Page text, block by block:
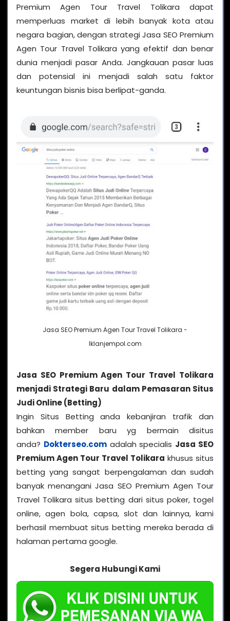
Premium Agen Tour Travel Tolikara dapat
memperluas market di lebih banyak kota atau
negara bagian, dengan strategi Jasa SEO Premium
Agen Tour Travel Tolikara yang efektif dan benar
dunia menjadi pasar Anda. Jangkauan pasar luas
dan potensial ini menjadi salah satu faktor
keuntungan bisnis bisa berlipat-ganda.
Jasa SEO Premium Agen Tour Travel Tolikara -
Iklanjempol.com
Jasa SEO Premium Agen Tour Travel Tolikara
menjadi Strategi Baru dalam Pemasaran Situs
Judi Online (Betting)
Ingin Situs Betting anda kebanjiran trafik dan
bahkan member baru yg bermain disitus
anda? Dokterseo.comadalah specialis Jasa SEO
Premium Agen Tour Travel Tolikara khusus situs
betting yang sangat berpengalaman dan sudah
banyak menangani Jasa SEO Premium Agen Tour
Travel Tolikara situs betting dari situs poker, togel
online, agen bola, capsa, slot dan lainnya, kami
berhasil membuat situs betting mereka berada di
halaman pertama google.
Segera Hubungi Kami